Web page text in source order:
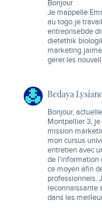
Bonjour
Je mappelle
au togo.je
entreprisebde
dietethik
gerer les
Bedaya
Bonjour,
Montpellier 3, je
mission
mon cursus
entretien avec
de l’information
ce moyen afin
professionnels.
reconnaissante
dans les